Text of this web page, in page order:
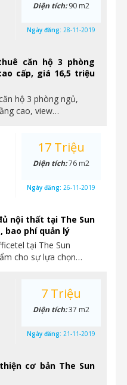
căn hộ 3 phòng
cấp, giá 16,5 triệu
hộ 3 phòng ngủ,
cao, view…
Diện tích:90 m2
Ngày đăng: 28-11-2019
nội thất tại The Sun
bao phí quản lý
tại The Sun
cho sự lựa chọn…
17 Triệu
Diện tích:76 m2
Ngày đăng: 26-11-2019
cơ bản The Sun
7 Triệu
Diện tích:37 m2
Ngày đăng: 21-11-2019